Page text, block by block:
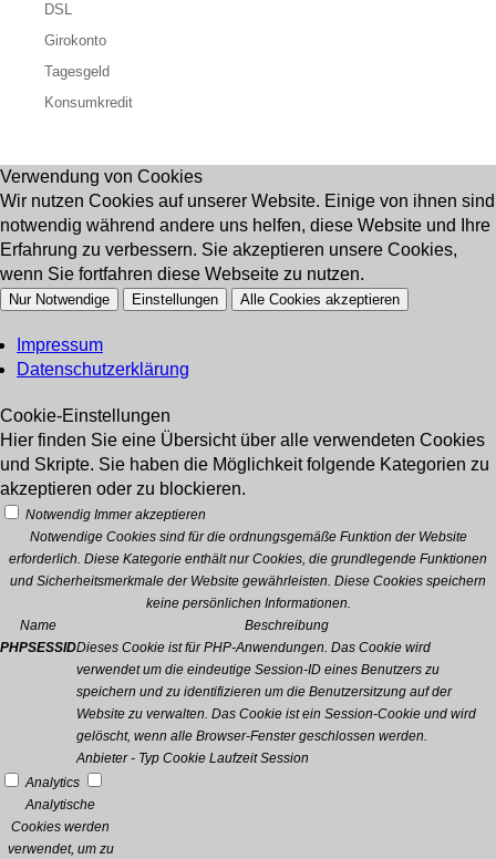
DSL
Girokonto
Tagesgeld
Konsumkredit
Verwendung von Cookies
Wir nutzen Cookies auf unserer Website. Einige von ihnen sind
notwendig während andere uns helfen, diese Website und Ihre
Erfahrung zu verbessern. Sie akzeptieren unsere Cookies,
wenn Sie fortfahren diese Webseite zu nutzen.
Nur Notwendige Einstellungen Alle Cookies akzeptieren
Impressum
Datenschutzerklärung
Cookie-Einstellungen
Hier finden Sie eine Übersicht über alle verwendeten Cookies
und Skripte. Sie haben die Möglichkeit folgende Kategorien zu
akzeptieren oder zu blockieren.
Notwendig Immer akzeptieren
Notwendige Cookies sind für die ordnungsgemäße Funktion der Website
erforderlich. Diese Kategorie enthält nur Cookies, die grundlegende Funktionen
und Sicherheitsmerkmale der Website gewährleisten. Diese Cookies speichern
keine persönlichen Informationen.
Name
Beschreibung
PHPSESSIDDieses Cookie ist für PHP-Anwendungen. Das Cookie wird
verwendet um die eindeutige Session-ID eines Benutzers zu
speichern und zu identifizieren um die Benutzersitzung auf der
Website zu verwalten. Das Cookie ist ein Session-Cookie und wird
gelöscht, wenn alle Browser-Fenster geschlossen werden.
Anbieter - Typ Cookie Laufzeit Session
Analytics
Analytische
Cookies werden
verwendet, um zu